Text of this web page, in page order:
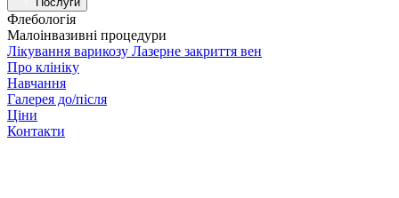
Флебологія
Малоінвазивні процедури
Лікування варикозу Лазерне закриття вен
Про клініку
Навчання
Галерея до/після
Ціни
Контакти